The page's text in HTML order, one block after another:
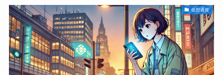
仮想通貨